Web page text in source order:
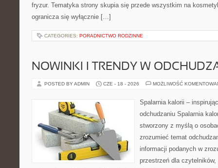
fryzur. Tematyka strony skupia się przede wszystkim na
ogranicza się wyłącznie […]
CATEGORIES: PORADNICTWO RODZINNE
NOWINKI I TRENDY W
POSTED BY ADMIN CZE - 18 - 2026 MOŻLIWOŚĆ
Spalarnia kalorii –
odchudzaniu Spalarnia
stworzony z myślą o
zrozumieć temat
informacji podanych w
przestrzeń dla